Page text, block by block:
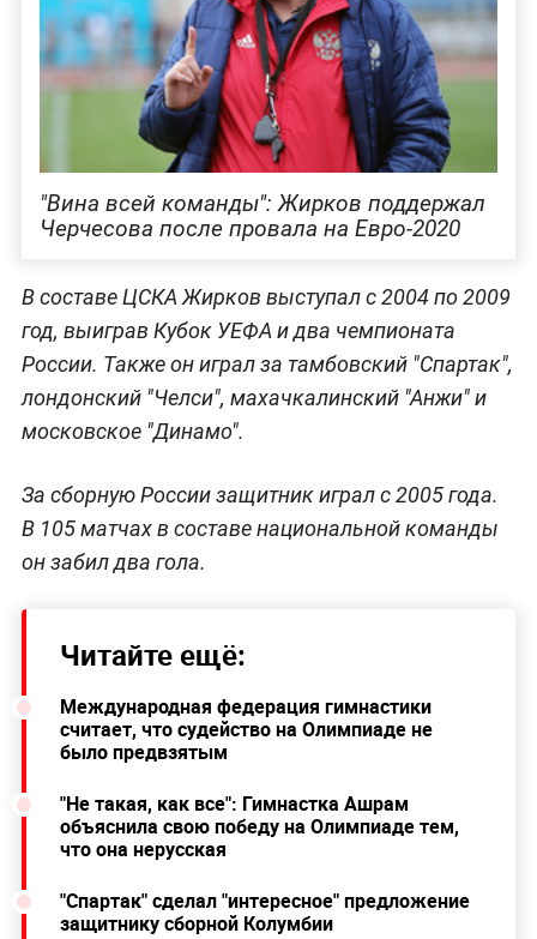
"Вина всей команды": Жирков поддержал
Черчесова после провала на Евро-2020
В составе ЦСКА Жирков выступал с 2004 по 2009
год, выиграв Кубок УЕФА и два чемпионата
России. Также он играл за тамбовский "Спартак",
лондонский "Челси", махачкалинский "Анжи" и
московское "Динамо".
За сборную России защитник играл с 2005 года.
В 105 матчах в составе национальной команды
он забил два гола.
Читайте ещё:
Международная федерация гимнастики
считает, что судейство на Олимпиаде не
было предвзятым
"Не такая, как все": Гимнастка Ашрам
объяснила свою победу на Олимпиаде тем,
что она нерусская
"Спартак" сделал "интересное" предложение
защитнику сборной Колумбии